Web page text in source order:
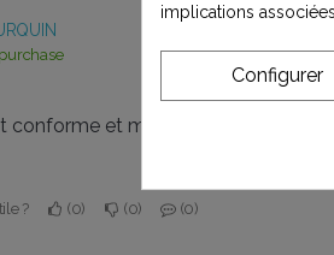
conforme et montage facile
? 0 0 0
implications
Configurer